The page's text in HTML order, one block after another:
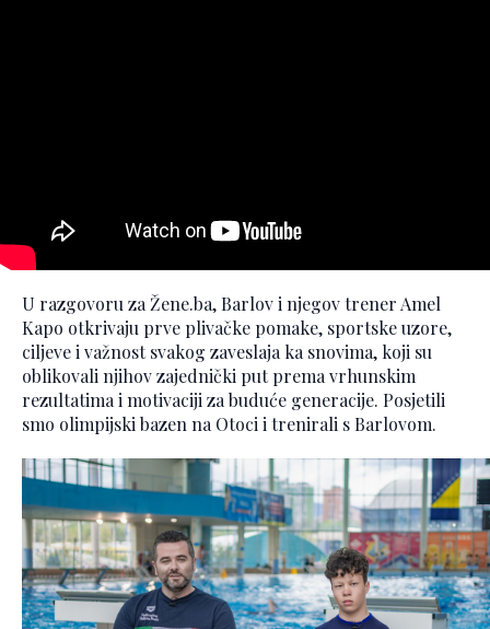
U razgovoru za Žene.ba, Barlov i njegov trener Amel
Kapo otkrivaju prve plivačke pomake, sportske uzore,
ciljeve i važnost svakog zaveslaja ka snovima, koji su
oblikovali njihov zajednički put prema vrhunskim
rezultatima i motivaciji za buduće generacije. Posjetili
smo olimpijski bazen na Otoci i trenirali s Barlovom.